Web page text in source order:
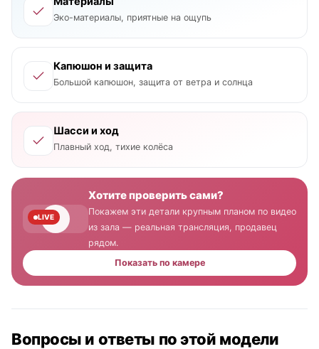
Эко-материалы, приятные на ощупь
Капюшон и защита
Большой капюшон, защита от ветра и солнца
Шасси и ход
Плавный ход, тихие колёса
LIVE
Хотите проверить сами?
Покажем эти детали крупным планом по видео
из зала — реальная трансляция, продавец
рядом.
Показать по камере
Вопросы и ответы по этой модели